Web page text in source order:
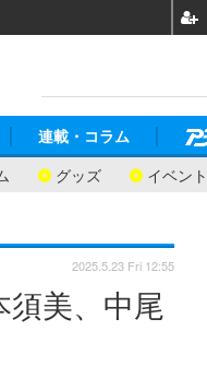
グッズ イベント
連載・コラム
美、中尾
2025.5.23 Fri 12:55